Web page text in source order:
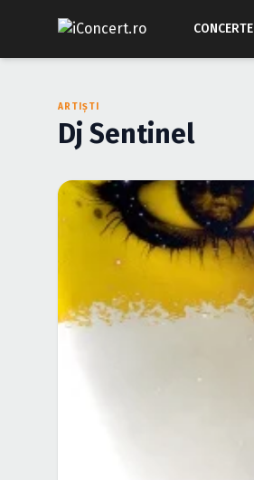
CONCERTE
ARTIȘTI
Dj Sentinel